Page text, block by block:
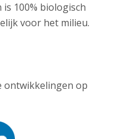
100% biologisch
voor het milieu.
ontwikkelingen op